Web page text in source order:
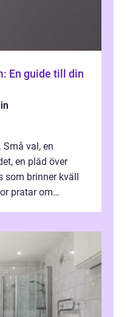
En guide till din
val, en
en pläd över
som brinner kväll
pratar om